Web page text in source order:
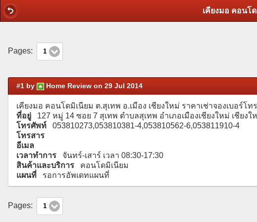
เคียงมอ คอนโ
Pages: 1
#1 by Home Review on 29 Jul 2014
เคียงมอ คอนโดมิเนียม ต.สุเทพ อ.เมือง เชียงใหม่ ราคาเช่าจองเบอ
ที่อยู่ 127 หมู่ 14 ซอย 7 สุเทพ ตำบลสุเทพ อำเภอเมืองเชียงใหม่ เชีย
โทรศัพท์ 053810273,053810381-4,053810562-6,053811910-4
โทรสาร
อีเมล
เวลาทำการ จันทร์-เสาร์ เวลา 08:30-17:30
สินค้าและบริการ คอนโดมิเนียม
แผนที่ รอการอัพเดทแผนที่
Pages: 1